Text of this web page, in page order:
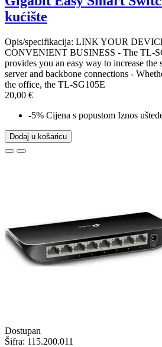
kućište
Opis/specifikacija: LINK YOUR
CONVENIENT BUSINESS - The TL-
provides you an easy way to increase
server and backbone connections -
the office, the TL-SG105E
20,00 €
-5% Cijena s popustom Iznos
Dodaj u košaricu
Dostupan
Šifra: 115.200.011